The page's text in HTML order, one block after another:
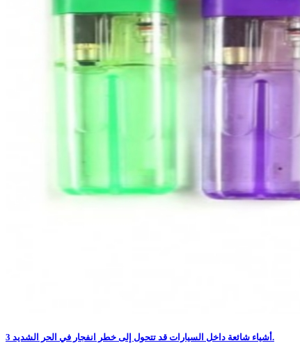
3 أشياء شائعة داخل السيارات قد تتحول إلى خطر انفجار في الحر الشديد.